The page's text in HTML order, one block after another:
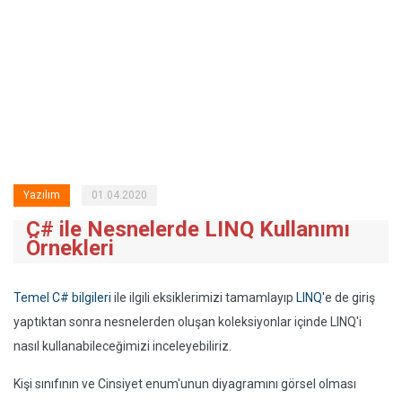
Yazılım 01.04.2020
C# ile Nesnelerde LINQ Kullanımı
Örnekleri
Temel C# bilgileri ile ilgili eksiklerimizi tamamlayıp LINQ'e de giriş
yaptıktan sonra nesnelerden oluşan koleksiyonlar içinde LINQ'i
nasıl kullanabileceğimizi inceleyebiliriz.
Kişi sınıfının ve Cinsiyet enum'unun diyagramını görsel olması